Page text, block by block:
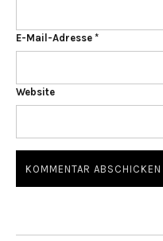
E-Mail-Adresse *
Website